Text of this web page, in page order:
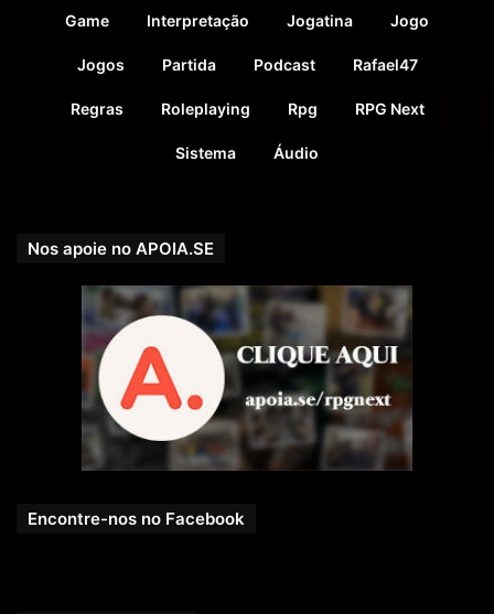
Game Interpretação Jogatina Jogo
Jogos Partida Podcast Rafael47
Regras Roleplaying Rpg RPG Next
Sistema Áudio
Nos apoie no APOIA.SE
Encontre-nos no Facebook